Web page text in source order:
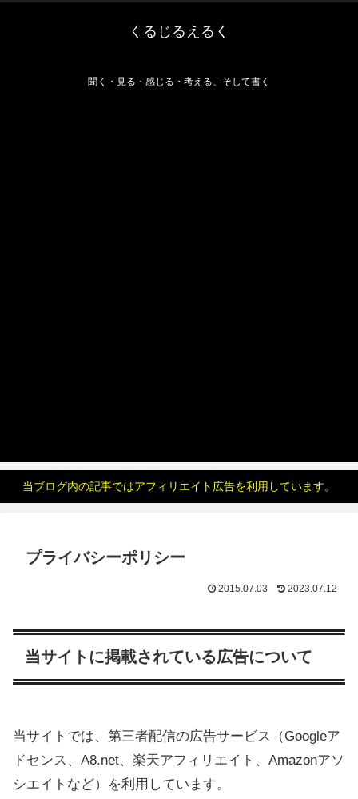
くるじるえるく
聞く・見る・感じる・考える、そして書く
当ブログ内の記事ではアフィリエイト広告を利用しています。
プライバシーポリシー
2015.07.03 2023.07.12
当サイトに掲載されている広告について
当サイトでは、第三者配信の広告サービス（Googleア
ドセンス、A8.net、楽天アフィリエイト、Amazonアソ
シエイトなど）を利用しています。